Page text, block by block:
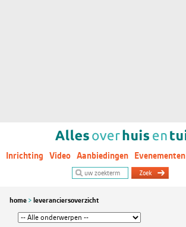
Inrichting Video Aanbiedingen Evenementen
home leveranciersoverzicht